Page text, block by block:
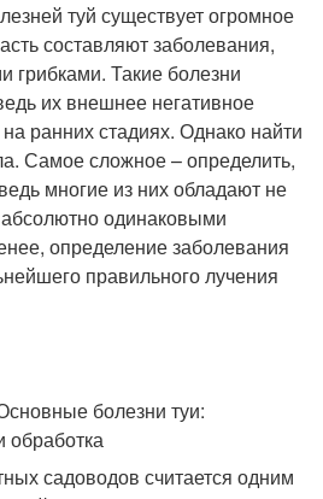
туй существует огромное
составляют заболевания,
грибками. Такие болезни
их внешнее негативное
ранних стадиях. Однако найти
Самое сложное – определить,
многие из них обладают не
одинаковыми
определение заболевания
правильного лучения
садоводов считается одним